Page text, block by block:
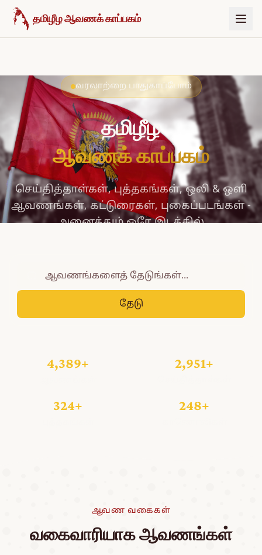
உள்ளடக்கத்திற்குச் செல்க
தமிழீழ ஆவணக் காப்பகம்
வரலாற்றை பாதுகாப்போம்
தமிழீழ
ஆவணக் காப்பகம்
செய்தித்தாள்கள், புத்தகங்கள், ஒலி & ஒளி
ஆவணங்கள், கட்டுரைகள், புகைப்படங்கள் -
அனைத்தும் ஒரே இடத்தில்
தேடு
4,389+ 2,951+
324+ 248+
ஆவண வகைகள்
வகைவாரியாக ஆவணங்கள்